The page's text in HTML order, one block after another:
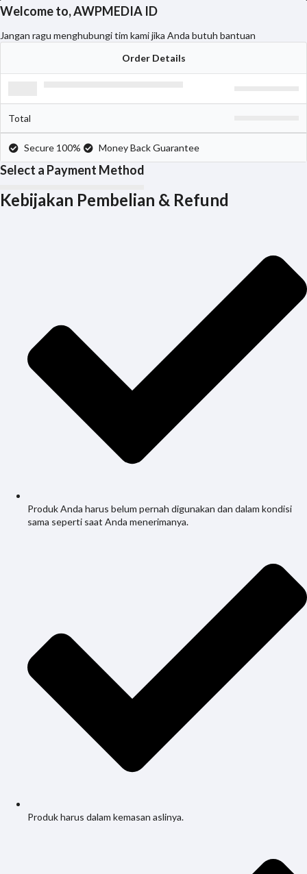
Welcome to, AWPMEDIA ID
Jangan ragu menghubungi tim kami jika Anda butuh bantuan
Order Details
Total
Secure 100% Money Back Guarantee
Select a Payment Method
Kebijakan Pembelian & Refund
Produk Anda harus belum pernah digunakan dan dalam kondisi
sama seperti saat Anda menerimanya.
Produk harus dalam kemasan aslinya.